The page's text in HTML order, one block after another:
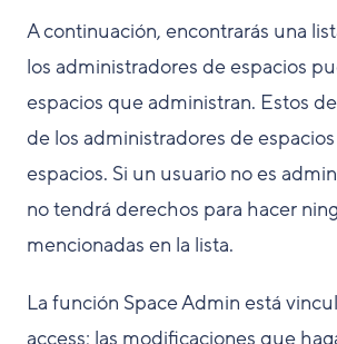
A continuación, encontrarás una
los administradores de espacios
espacios que administran. Estos
de los administradores de
espacios. Si un usuario no es
no tendrá derechos para hacer
mencionadas en la lista.
La función Space Admin está
access; las modificaciones que